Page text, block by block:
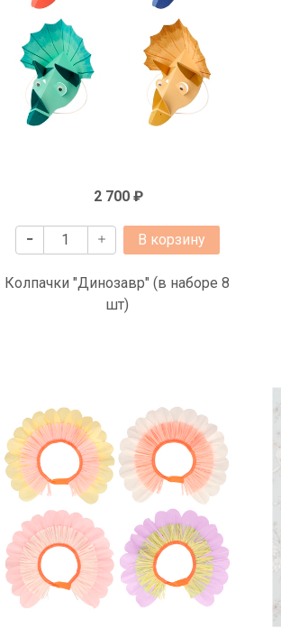
2 700 ₽
В корзину
Колпачки "Динозавр" (в наборе 8
шт)